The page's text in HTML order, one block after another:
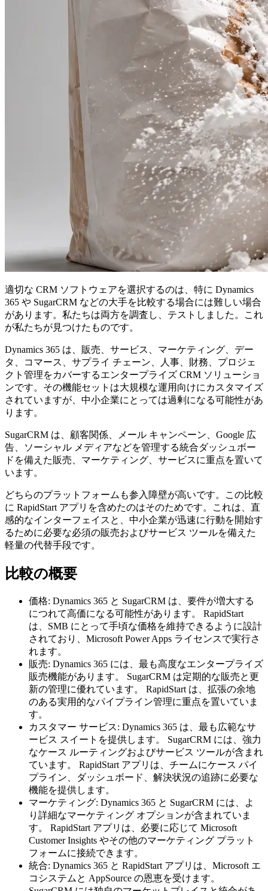
適切な CRM ソフトウェアを選択するのは、特に Dynamics
365 や SugarCRM などの大手を比較する場合には難しい場合
があります。私たちは両方を調査し、テストしました。これ
が私たちが見つけたものです。
Dynamics 365 は、販売、サービス、マーケティング、デー
タ、コマース、サプライ チェーン、人事、財務、プロジェ
クト管理をカバーするエンタープライズ CRM ソリューショ
ンです。その機能セットは大規模な運用向けにカスタマイズ
されていますが、中小企業にとっては過剰になる可能性があ
ります。
SugarCRM は、顧客関係、メール キャンペーン、Google 広
告、ソーシャル メディアなどを管理する統合ダッシュボー
ドを備えた販売、マーケティング、サービスに重点を置いて
います。
どちらのプラットフォームも参入障壁が高いです。この比較
に RapidStart アプリを含めたのはそのためです。これは、直
感的なインターフェイスと、中小企業が迅速に行動を開始す
るために必要な必須の販売およびサービス ツールを備えた
軽量の代替手段です。
比較の概要
価格: Dynamics 365 と SugarCRM は、要件が増大する
につれて高価になる可能性があります。 RapidStart
は、SMB にとって手頃な価格を維持できるように設計
されており、Microsoft Power Apps ライセンスで実行さ
れます。
販売: Dynamics 365 には、最も高度なエンタープライズ
販売機能があります。 SugarCRM は定期的な販売と更
新の管理に優れています。 RapidStart は、拡張の余地
のある実用的なパイプライン管理に重点を置いていま
す。
カスタマー サービス: Dynamics 365 は、最も広範なサ
ービス スイートを提供します。 SugarCRM には、強力
なケース ルーティングおよびサービス ツールが含まれ
ています。 RapidStart アプリは、チームにケース パイ
プライン、ダッシュボード、解決状況の追跡に必要な
機能を提供します。
マーケティング: Dynamics 365 と SugarCRM には、よ
り詳細なマーケティング オプションが含まれていま
す。 RapidStart アプリは、必要に応じて Microsoft
Customer Insights やその他のマーケティング プラット
フォームに接続できます。
統合: Dynamics 365 と RapidStart アプリは、Microsoft エ
コシステムと AppSource の恩恵を受けます。